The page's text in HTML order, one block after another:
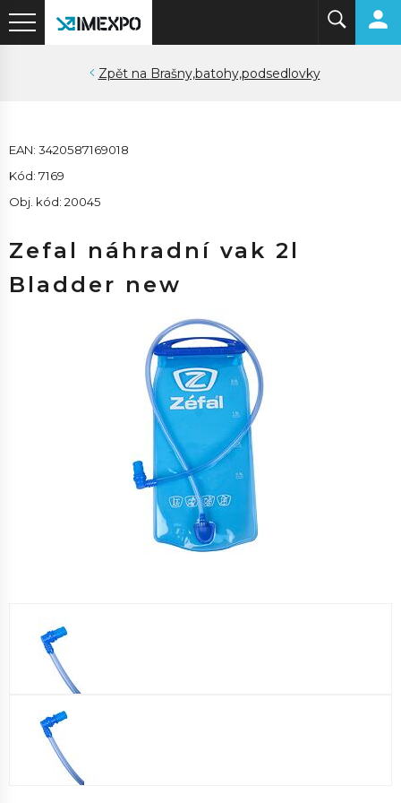
Brašny,batohy,podsedlovky
EAN: 3420587169018
Kód: 7169
Obj. kód: 20045
Zefal náhradní vak 2l
Bladder new